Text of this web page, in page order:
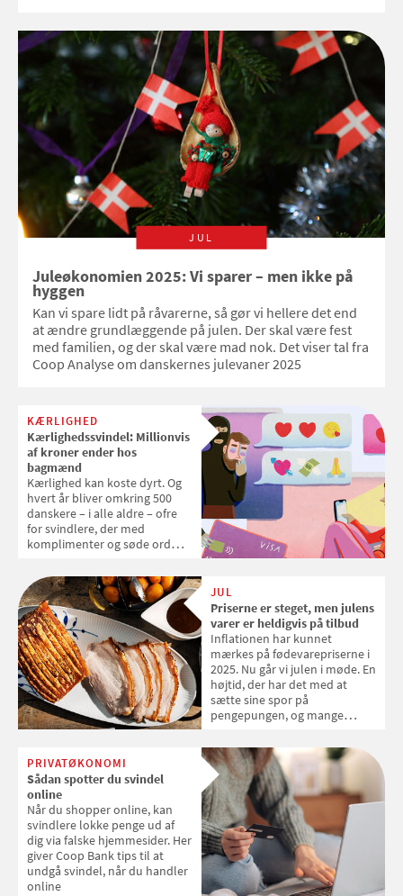
JUL
Juleøkonomien 2025: Vi sparer – men ikke på
hyggen
Kan vi spare lidt på råvarerne, så gør vi hellere det end
at ændre grundlæggende på julen. Der skal være fest
med familien, og der skal være mad nok. Det viser tal fra
Coop Analyse om danskernes julevaner 2025
KÆRLIGHED
Kærlighedssvindel: Millionvis
af kroner ender hos
bagmænd
Kærlighed kan koste dyrt. Og
hvert år bliver omkring 500
danskere – i alle aldre – ofre
for svindlere, der med
komplimenter og søde ord
af dem. Juletid er højtid for
kærlighedssvindel, så hvad gør
du egentlig, hvis der dumper
en besked ind på dine sociale
medier fra en ukendt afsender,
der synes, du har et sødt smil?
JUL
Priserne er steget, men julens
varer er heldigvis på tilbud
Inflationen har kunnet
mærkes på fødevarepriserne i
2025. Nu går vi julen i møde. En
højtid, der har det med at
sætte sine spor på
pengepungen, og mange
frem mod december. Men det
er der ingen grund til, for så
slemt bliver det faktisk ikke
PRIVATØKONOMI
Sådan spotter du svindel
online
Når du shopper online, kan
svindlere lokke penge ud af
dig via falske hjemmesider. Her
giver Coop Bank tips til at
undgå svindel, når du handler
online